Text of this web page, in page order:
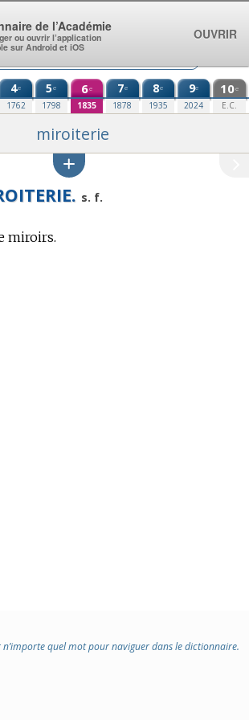
4e
1762
5e
1798
6e
1835
7e
1878
8e
1935
9e
2024
10e
E.C.
miroiterie
s. f.
miroirs.
n’importe quel mot pour naviguer dans le dictionnaire.
de l’Académie
ou ouvrir l’application
sur Android et iOS
OUVRIR